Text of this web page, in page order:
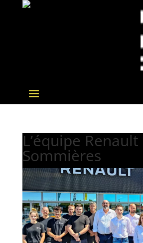
L’équipe Renault
Sommières